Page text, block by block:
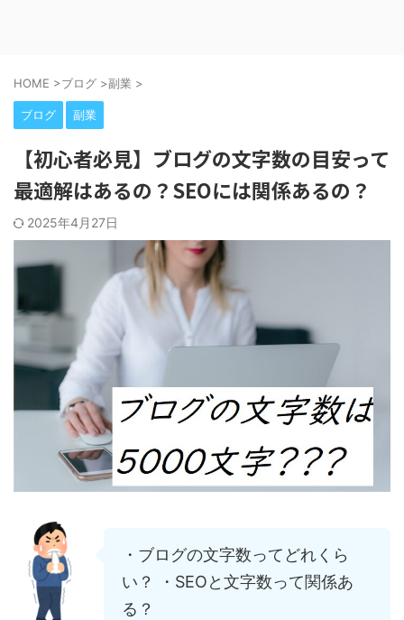
HOME >ブログ >副業 >
ブログ 副業
【初心者必見】ブログの文字数の目安って
最適解はあるの？SEOには関係あるの？
2025年4月27日
・ブログの文字数ってどれくら
い？ ・SEOと文字数って関係あ
る？